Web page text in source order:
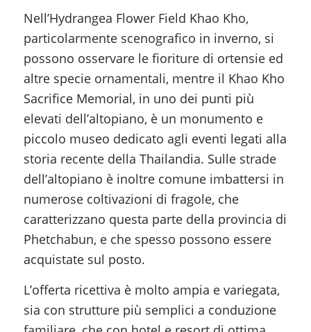
Nell’Hydrangea Flower Field Khao Kho,
particolarmente scenografico in inverno, si
possono osservare le fioriture di ortensie ed
altre specie ornamentali, mentre il Khao Kho
Sacrifice Memorial, in uno dei punti più
elevati dell’altopiano, è un monumento e
piccolo museo dedicato agli eventi legati alla
storia recente della Thailandia. Sulle strade
dell’altopiano è inoltre comune imbattersi in
numerose coltivazioni di fragole, che
caratterizzano questa parte della provincia di
Phetchabun, e che spesso possono essere
acquistate sul posto.
L’offerta ricettiva è molto ampia e variegata,
sia con strutture più semplici a conduzione